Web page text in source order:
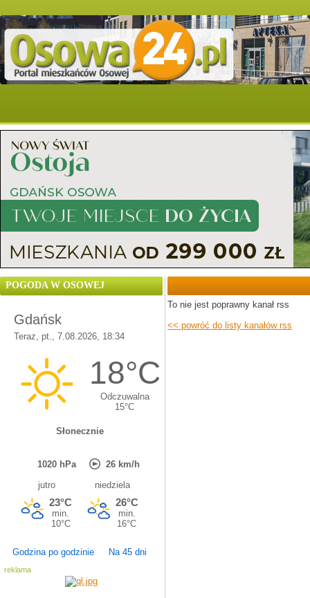
POGODA W OSOWEJ
Godzina po godzinie Na 45 dni
reklama
To nie jest poprawny kanał rss
<< powróć do listy kanałów rss